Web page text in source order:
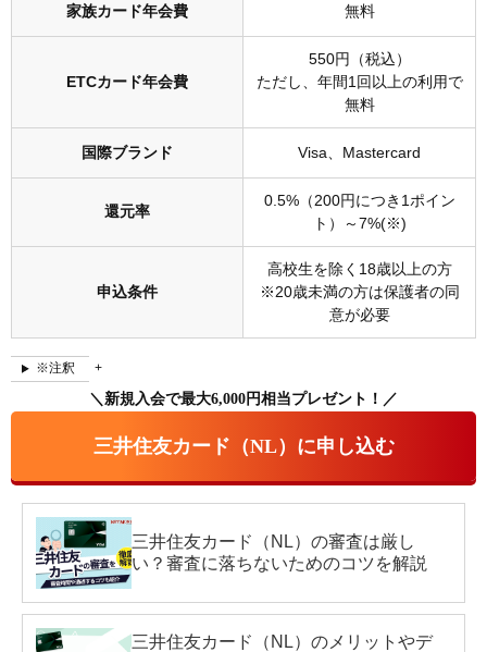
家族カード年会費 無料
ETCカード年会費
550円（税込）
ただし、年間1回以上の利用で
無料
国際ブランド Visa、Mastercard
還元率
0.5%（200円につき1ポイン
ト）～7%(※)
申込条件
高校生を除く18歳以上の方
※20歳未満の方は保護者の同
意が必要
※注釈
＼新規入会で最大6,000円相当プレゼント！／
三井住友カード（NL）に申し込む
三井住友カード（NL）の審査は厳し
い？審査に落ちないためのコツを解説
三井住友カード（NL）のメリットやデ